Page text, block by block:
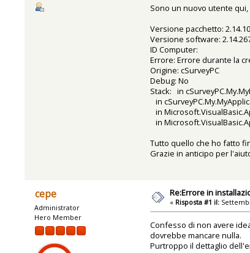
Sono un nuovo utente
Versione pacchetto:
Versione software:
ID Computer:
Errore: Errore durante la
Origine: cSurveyPC
Debug: No
Stack: in
in
in
in
Tutto quello che ho fatto
Grazie in anticipo per
cepe
Administrator
Hero Member
Re:Errore in
« Risposta #1 il:
Confesso di non avere
dovrebbe mancare nulla.
Purtroppo il dettaglio